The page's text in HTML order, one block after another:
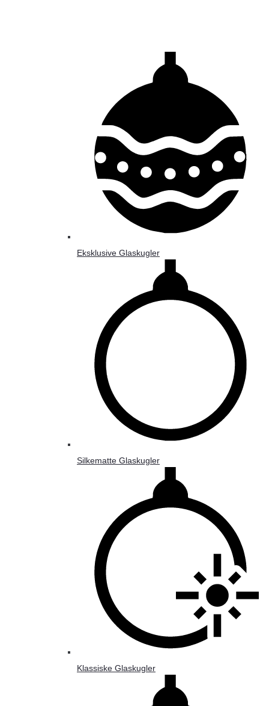
Eksklusive Glaskugler
Silkematte Glaskugler
Klassiske Glaskugler